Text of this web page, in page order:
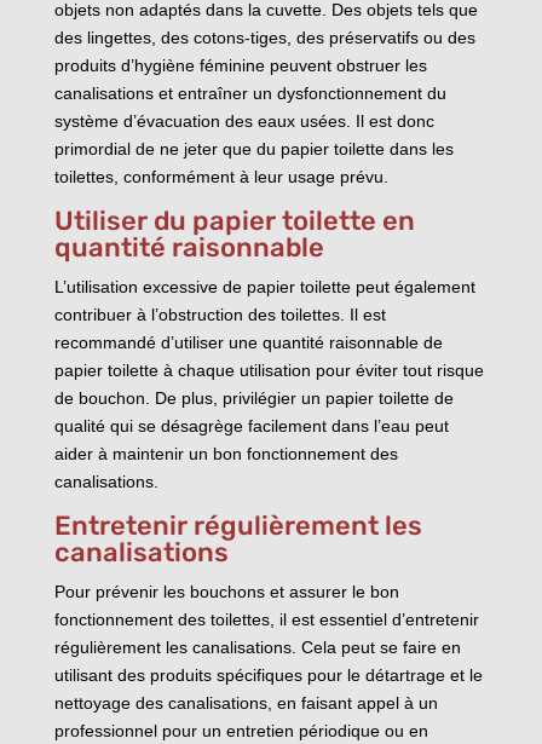
objets non adaptés dans la cuvette. Des objets tels que
des lingettes, des cotons-tiges, des préservatifs ou des
produits d’hygiène féminine peuvent obstruer les
canalisations et entraîner un dysfonctionnement du
système d’évacuation des eaux usées. Il est donc
primordial de ne jeter que du papier toilette dans les
toilettes, conformément à leur usage prévu.
Utiliser du papier toilette en
quantité raisonnable
L’utilisation excessive de papier toilette peut également
contribuer à l’obstruction des toilettes. Il est
recommandé d’utiliser une quantité raisonnable de
papier toilette à chaque utilisation pour éviter tout risque
de bouchon. De plus, privilégier un papier toilette de
qualité qui se désagrège facilement dans l’eau peut
aider à maintenir un bon fonctionnement des
canalisations.
Entretenir régulièrement les
canalisations
Pour prévenir les bouchons et assurer le bon
fonctionnement des toilettes, il est essentiel d’entretenir
régulièrement les canalisations. Cela peut se faire en
utilisant des produits spécifiques pour le détartrage et le
nettoyage des canalisations, en faisant appel à un
professionnel pour un entretien périodique ou en